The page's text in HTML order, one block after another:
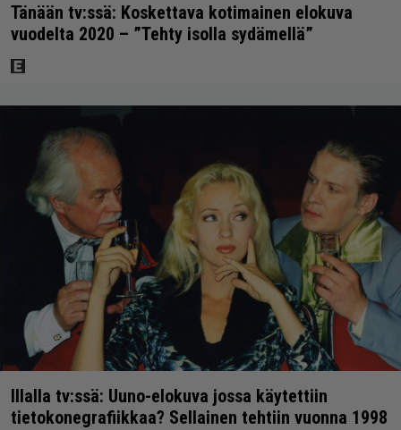
Tänään tv:ssä: Koskettava kotimainen elokuva
vuodelta 2020 – ”Tehty isolla sydämellä”
Illalla tv:ssä: Uuno-elokuva jossa käytettiin
tietokonegrafiikkaa? Sellainen tehtiin vuonna 1998